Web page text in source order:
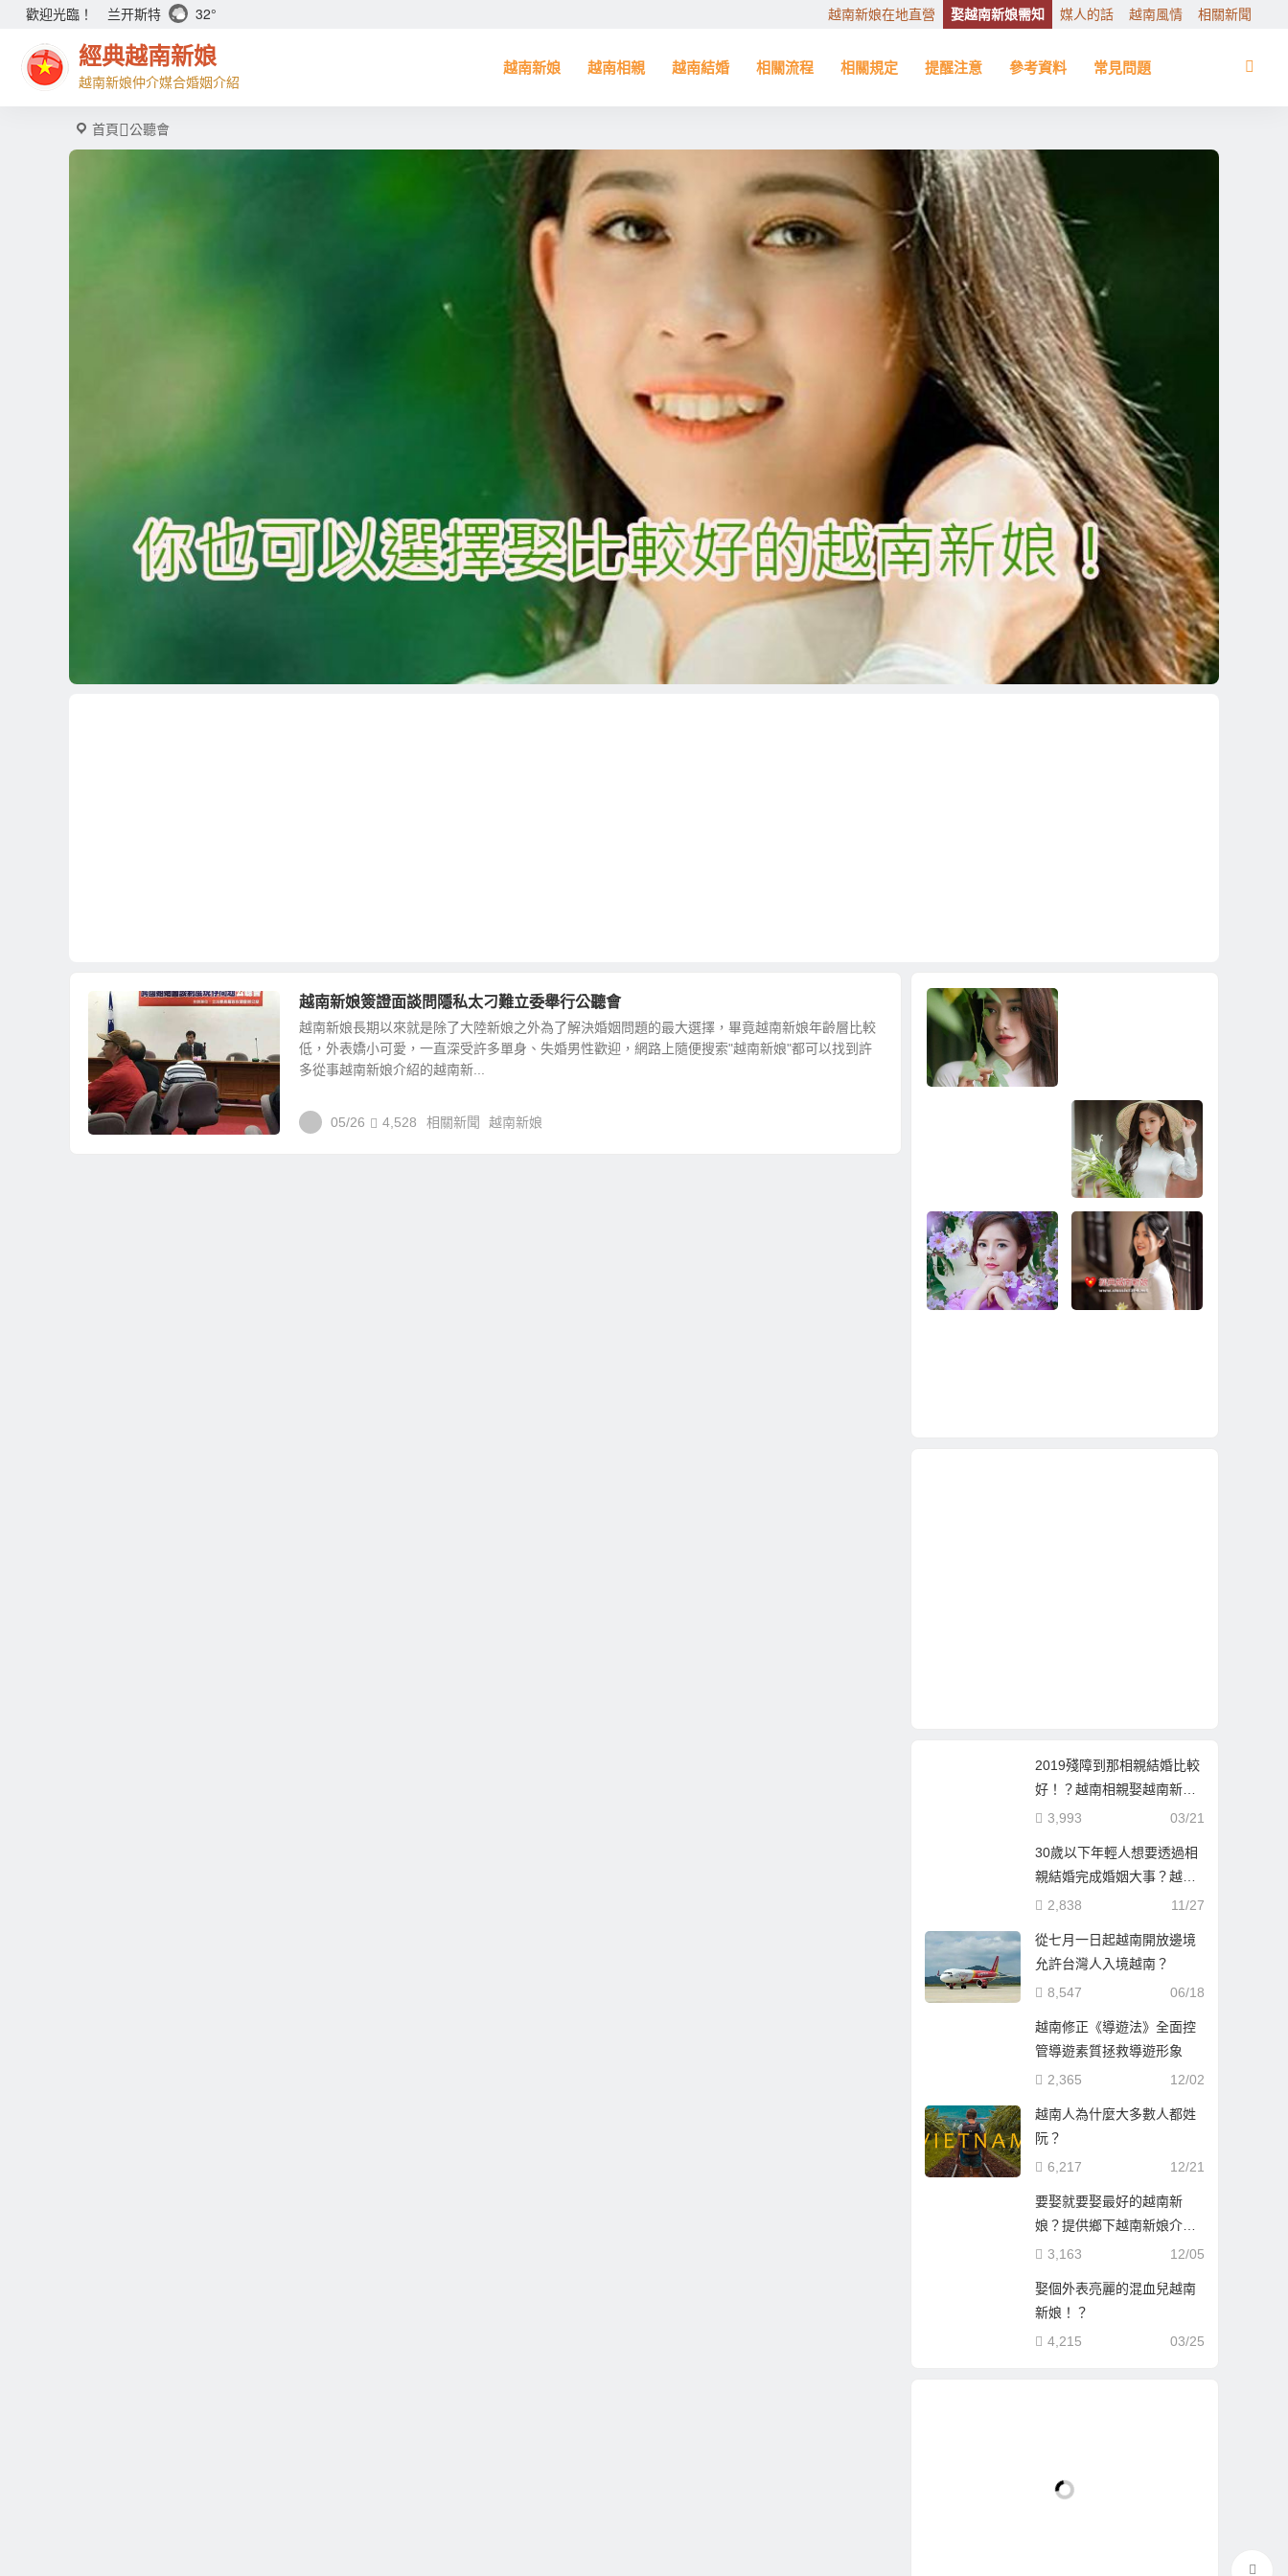
歡迎光臨！ 兰开斯特 32° 越南新娘在地直營 娶越南新娘需知 媒人的話 越南風情 相關新聞
經典越南新娘
越南新娘仲介媒合婚姻介紹
越南新娘 越南相親 越南結婚 相關流程 相關規定 提醒注意 參考資料 常見問題
首頁 公聽會
越南新娘簽證面談問隱私太刁難立委舉行公聽會
越南新娘長期以來就是除了大陸新娘之外為了解決婚姻問題的最大選擇，畢竟越南新娘年齡層比較
低，外表嬌小可愛，一直深受許多單身、失婚男性歡迎，網路上隨便搜索"越南新娘"都可以找到許
多從事越南新娘介紹的越南新...
05/26 4,528 相關新聞 越南新娘
2024娶越南新娘的兩
種方案
要省時省錢娶越南新
娘？還是就是娶個單
純漂亮未婚越南新
合約保障中途不加價3
1萬娶越南新娘
2019殘障到那相親結婚比較
好！？越南相親娶越南新娘
成最佳選擇！
03/21
3,993
30歲以下年輕人想要透過相
親結婚完成婚姻大事？越南
新娘是最好的選擇！
11/27
2,838
從七月一日起越南開放邊境
允許台灣人入境越南？
06/18
8,547
越南修正《導遊法》全面控
管導遊素質拯救導遊形象
12/02
2,365
越南人為什麼大多數人都姓
阮？
12/21
6,217
要娶就要娶最好的越南新
娘？提供鄉下越南新娘介
紹！
12/05
3,163
娶個外表亮麗的混血兒越南
新娘！？
03/25
4,215